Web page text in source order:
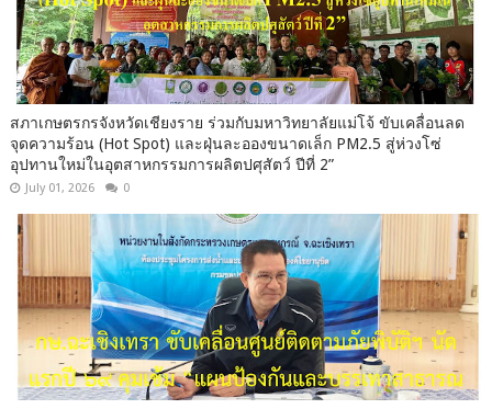
สภาเกษตรกรจังหวัดเชียงราย ร่วมกับมหาวิทยาลัยแม่โจ้ ขับเคลื่อนลด
จุดความร้อน (Hot Spot) และฝุ่นละอองขนาดเล็ก PM2.5 สู่ห่วงโซ่
อุปทานใหม่ในอุตสาหกรรมการผลิตปศุสัตว์ ปีที่ 2”
July 01, 2026 0